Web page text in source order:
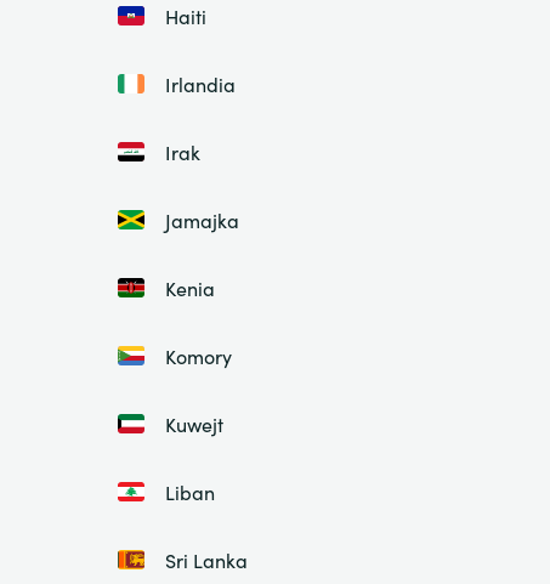
Haiti
Irlandia
Irak
Jamajka
Kenia
Komory
Kuwejt
Liban
Sri Lanka